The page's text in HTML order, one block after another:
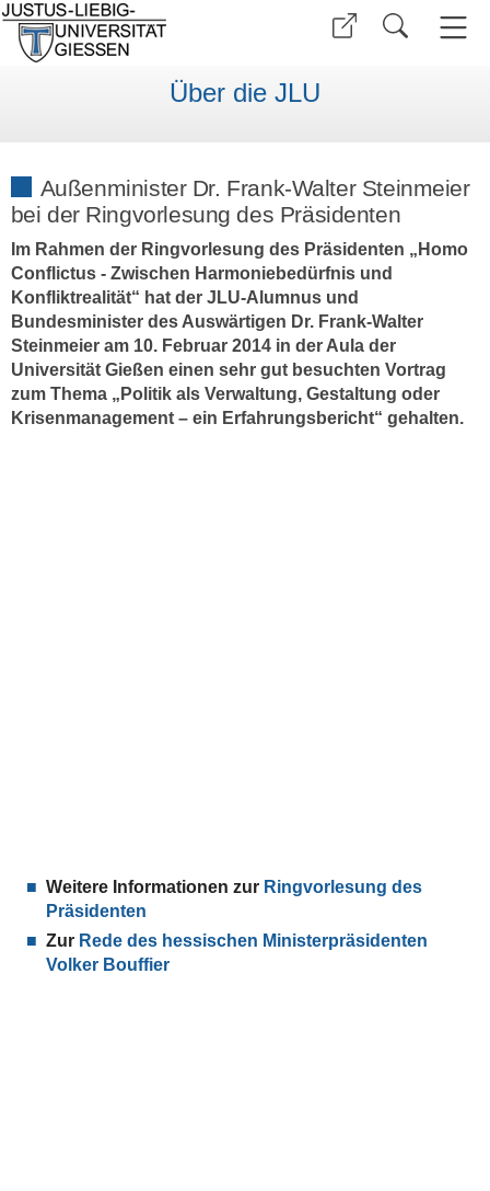
Über die JLU
Außenminister Dr. Frank-Walter Steinmeier
bei der Ringvorlesung des Präsidenten
Im Rahmen der Ringvorlesung des Präsidenten „Homo
Conflictus - Zwischen Harmoniebedürfnis und
Konfliktrealität“ hat der JLU-Alumnus und
Bundesminister des Auswärtigen Dr. Frank-Walter
Steinmeier am 10. Februar 2014 in der Aula der
Universität Gießen einen sehr gut besuchten Vortrag
zum Thema „Politik als Verwaltung, Gestaltung oder
Krisenmanagement – ein Erfahrungsbericht“ gehalten.
Weitere Informationen zur Ringvorlesung des
Präsidenten
Zur Rede des hessischen Ministerpräsidenten
Volker Bouffier